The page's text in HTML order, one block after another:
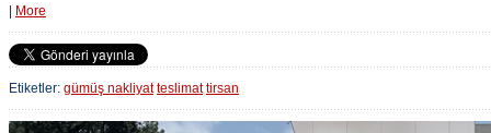
More
Etiketler: gümüş nakliyat teslimat tirsan